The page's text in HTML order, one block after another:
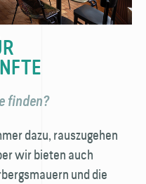
finden?
dazu, rauszugehen
wir bieten auch
und die